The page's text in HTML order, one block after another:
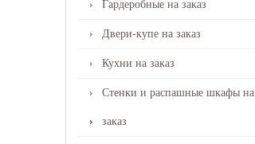
Гардеробные на заказ
Двери-купе на заказ
Кухни на заказ
Стенки и распашные шкафы на
заказ